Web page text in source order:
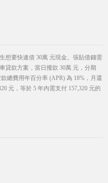
想要快速借 30萬 元現金。張貼借錢需
貸款方案，當日撥款 30萬 元，分期
總費用年百分率 (APR) 為 18%，月還
元，等於 5 年內需支付 157,320 元的